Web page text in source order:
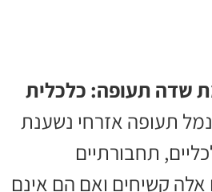
שדה תעופה: כלכלית
תעופה אזרחי נשענת
תחבורתיים
אלה קשיחים ואם הם אינם